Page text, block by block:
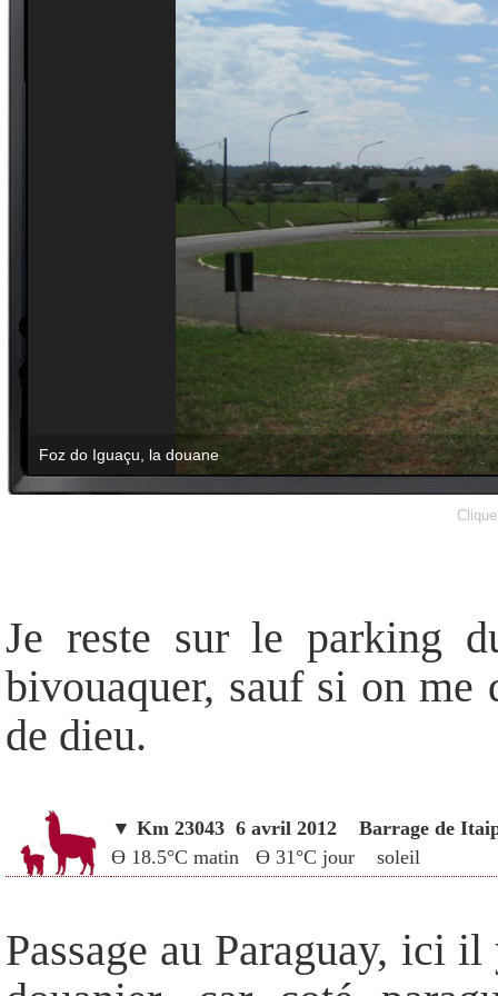
Je reste sur le parking
bivouaquer, sauf si on
de dieu.
▼ Km 23043 6 avril 2012
Barrage de
Ө 18.5°C matin Ө 31°C jour soleil
Passage au Paraguay, ici